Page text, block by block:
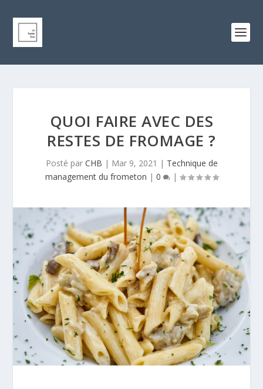
QUOI FAIRE AVEC DES
RESTES DE FROMAGE ?
Posté par CHB | Mar 9, 2021 | Technique de
management du frometon | 0 |